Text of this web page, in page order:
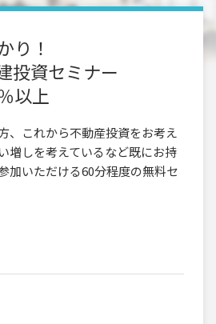
り！
投資セミナー
以上
、これから不動産投資をお考え
増しを考えているなど既にお持
加いただける60分程度の無料セ